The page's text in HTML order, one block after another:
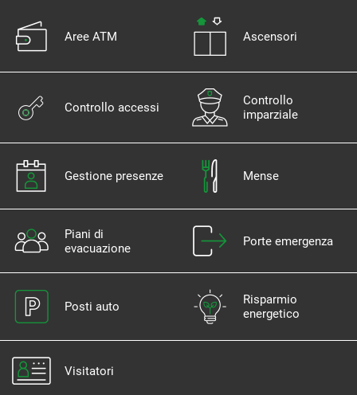
Aree ATM Ascensori
Controllo accessi
Controllo
imparziale
Gestione presenze Mense
Piani di
evacuazione
Porte emergenza
Posti auto
Risparmio
energetico
Visitatori